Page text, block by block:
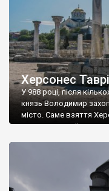
Херсонес
У 988 році, після
князь Володимир
місто. Саме взяття
диктувати свої умови
Херсонесі
А потім було